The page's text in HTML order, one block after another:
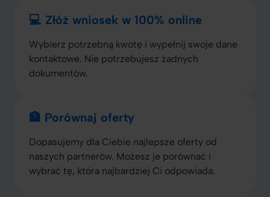
💻 Złóż wniosek w 100% online
Wybierz potrzebną kwotę i wypełnij swoje dane
kontaktowe. Nie potrzebujesz żadnych
dokumentów.
🏦 Porównaj oferty
Dopasujemy dla Ciebie najlepsze oferty od
naszych partnerów. Możesz je porównać i
wybrać tę, która najbardziej Ci odpowiada.